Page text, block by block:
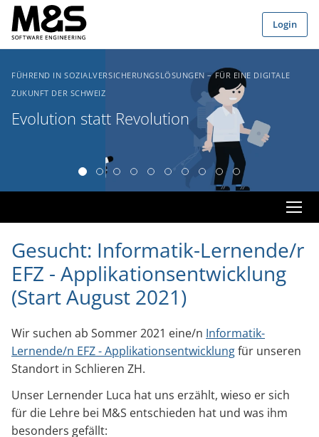
Zum Hauptinhalt springen
Login
FÜHREND IN SOZIALVERSICHERUNGSLÖSUNGEN – FÜR EINE DIGITALE
ZUKUNFT DER SCHWEIZ
Evolution statt Revolution
Gesucht: Informatik-Lernende/r
EFZ - Applikationsentwicklung
(Start August 2021)
Wir suchen ab Sommer 2021 eine/n Informatik-
Lernende/n EFZ - Applikationsentwicklungfür unseren
Standort in Schlieren ZH.
Unser Lernender Luca hat uns erzählt, wieso er sich
für die Lehre bei M&S entschieden hat und was ihm
besonders gefällt: